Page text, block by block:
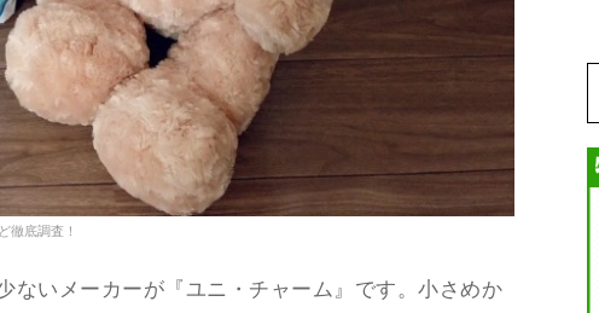
徹底調査！
ないメーカーが『ユニ・チャーム』です。小さめか